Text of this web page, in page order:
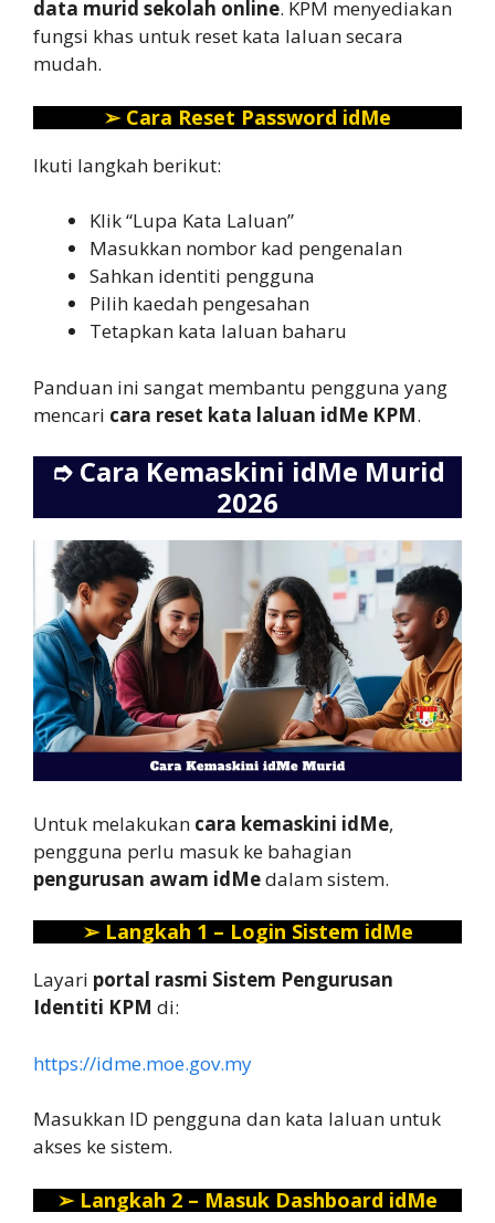
data murid sekolah online. KPM menyediakan
fungsi khas untuk reset kata laluan secara
mudah.
➢ Cara Reset Password idMe
Ikuti langkah berikut:
Klik “Lupa Kata Laluan”
Masukkan nombor kad pengenalan
Sahkan identiti pengguna
Pilih kaedah pengesahan
Tetapkan kata laluan baharu
Panduan ini sangat membantu pengguna yang
mencari cara reset kata laluan idMe KPM.
➮ Cara Kemaskini idMe Murid
2026
Untuk melakukan cara kemaskini idMe,
pengguna perlu masuk ke bahagian
pengurusan awam idMedalam sistem.
➢ Langkah 1 – Login Sistem idMe
Layari portal rasmi Sistem Pengurusan
Identiti KPM di:
https://idme.moe.gov.my
Masukkan ID pengguna dan kata laluan untuk
akses ke sistem.
➢ Langkah 2 – Masuk Dashboard idMe